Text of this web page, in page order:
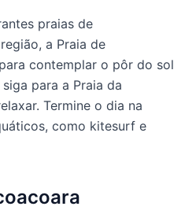
praias de
a Praia de
contemplar o pôr do sol
para a Praia da
Termine o dia na
como kitesurf e